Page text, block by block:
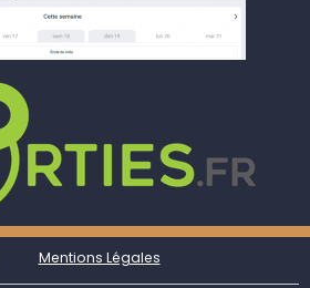
Mentions Légales